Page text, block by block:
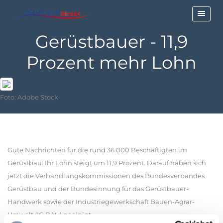
Gerüstbauer - 11,9
Prozent mehr Lohn
Foto: Adobe Stock
Gute Nachrichten für die rund 36.000 Beschäftigten im
Gerüstbau: Ihr Lohn steigt um 11,9 Prozent. Darauf haben sich
jetzt die Verhandlungskommissionen des Bundesverbandes
Gerüstbau und der Bundesinnung für das Gerüstbauer-
Handwerk sowie der Industriegewerkschaft Bauen-Agrar-
Umwelt (IG BAU) geeinigt.